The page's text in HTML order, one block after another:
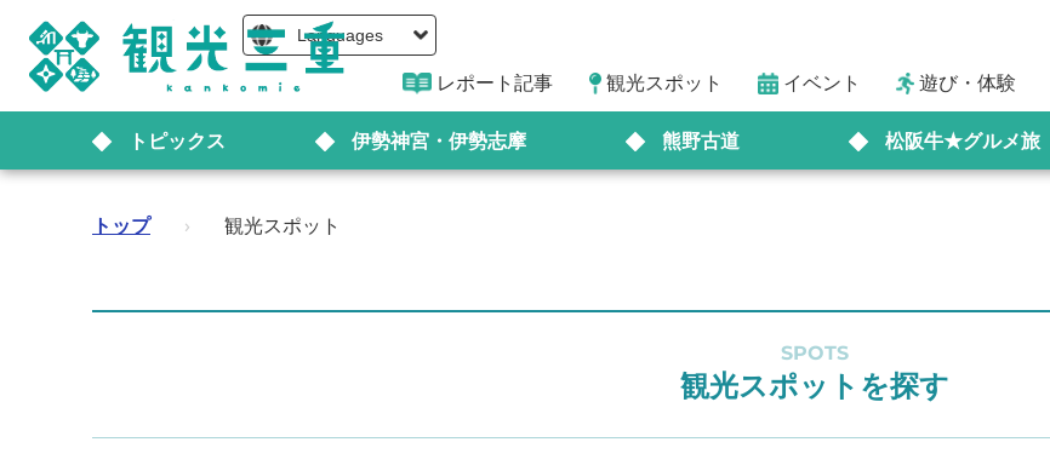
Languages
レポート記事 観光スポット イベント 遊び・体験
トピックス 伊勢神宮・伊勢志摩 熊野古道 松阪牛★グルメ旅
トップ › 観光スポット
SPOTS
観光スポットを探す